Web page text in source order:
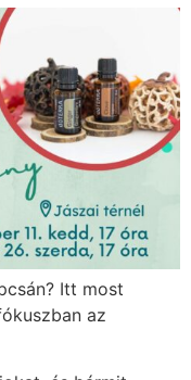
Itt most
az